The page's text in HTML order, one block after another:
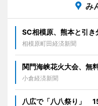
み
SC相模原、熊本と引
相模原町田経済新聞
関門海峡花火大会、無
小倉経済新聞
八広で「八八祭り」